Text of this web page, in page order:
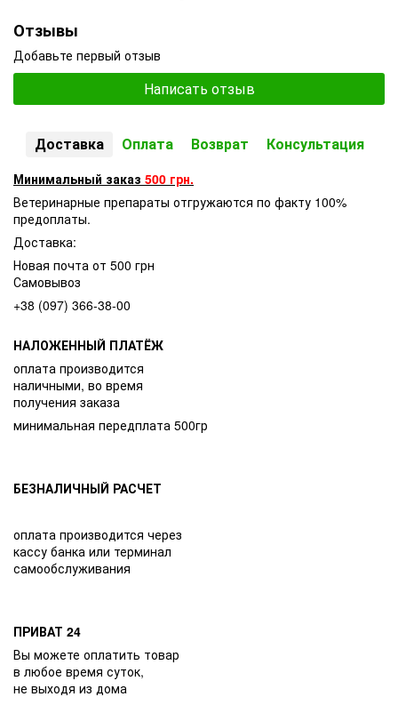
Отзывы
Добавьте первый отзыв
Написать отзыв
Доставка Оплата Возврат Консультация
Минимальный заказ 500 грн.
Ветеринарные препараты отгружаются по факту 100%
предоплаты.
Доставка:
Новая почта от 500 грн
Самовывоз
+38 (097) 366-38-00
НАЛОЖЕННЫЙ ПЛАТЁЖ
оплата производится
наличными, во время
получения заказа
минимальная передплата 500гр
БЕЗНАЛИЧНЫЙ РАСЧЕТ
оплата производится через
кассу банка или терминал
самообслуживания
ПРИВАТ 24
Вы можете оплатить товар
в любое время суток,
не выходя из дома